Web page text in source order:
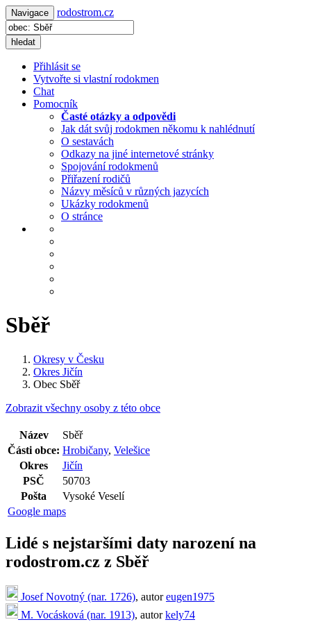
Navigace rodostrom.cz
hledat
Přihlásit se
Vytvořte si vlastní rodokmen
Chat
Pomocník
Časté otázky a odpovědi
Jak dát svůj rodokmen někomu k nahlédnutí
O sestavách
Odkazy na jiné internetové stránky
Spojování rodokmenů
Přiřazení rodičů
Názvy měsíců v různých jazycích
Ukázky rodokmenů
O stránce
Sběř
Okresy v Česku
Okres Jičín
Obec Sběř
Zobrazit všechny osoby z této obce
Název
Sběř
Části obce: Hrobičany, Velešice
Okres
Jičín
PSČ
50703
Pošta
Vysoké Veselí
Google maps
Lidé s nejstaršími daty narození na
rodostrom.cz z Sběř
Josef Novotný (nar. 1726), autoreugen1975
M. Vocásková (nar. 1913), autorkely74